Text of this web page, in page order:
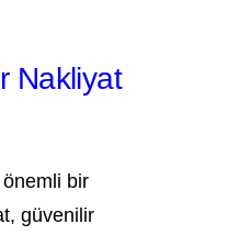
Nakliyat
bir
güvenilir